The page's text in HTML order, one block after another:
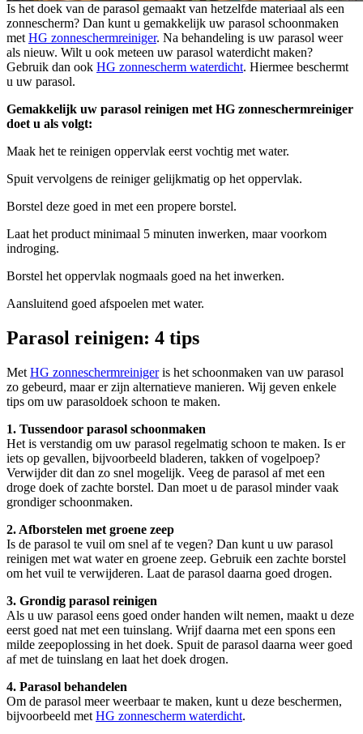
Is het doek van de parasol gemaakt van hetzelfde materiaal als een
zonnescherm? Dan kunt u gemakkelijk uw parasol schoonmaken
met HG zonneschermreiniger. Na behandeling is uw parasol weer
als nieuw. Wilt u ook meteen uw parasol waterdicht maken?
Gebruik dan ook HG zonnescherm waterdicht. Hiermee beschermt
u uw parasol.
Gemakkelijk uw parasol reinigen met HG zonneschermreiniger
doet u als volgt:
Maak het te reinigen oppervlak eerst vochtig met water.
Spuit vervolgens de reiniger gelijkmatig op het oppervlak.
Borstel deze goed in met een propere borstel.
Laat het product minimaal 5 minuten inwerken, maar voorkom
indroging.
Borstel het oppervlak nogmaals goed na het inwerken.
Aansluitend goed afspoelen met water.
Parasol reinigen: 4 tips
Met HG zonneschermreinigeris het schoonmaken van uw parasol
zo gebeurd, maar er zijn alternatieve manieren. Wij geven enkele
tips om uw parasoldoek schoon te maken.
1. Tussendoor parasol schoonmaken
Het is verstandig om uw parasol regelmatig schoon te maken. Is er
iets op gevallen, bijvoorbeeld bladeren, takken of vogelpoep?
Verwijder dit dan zo snel mogelijk. Veeg de parasol af met een
droge doek of zachte borstel. Dan moet u de parasol minder vaak
grondiger schoonmaken.
2. Afborstelen met groene zeep
Is de parasol te vuil om snel af te vegen? Dan kunt u uw parasol
reinigen met wat water en groene zeep. Gebruik een zachte borstel
om het vuil te verwijderen. Laat de parasol daarna goed drogen.
3. Grondig parasol reinigen
Als u uw parasol eens goed onder handen wilt nemen, maakt u deze
eerst goed nat met een tuinslang. Wrijf daarna met een spons een
milde zeepoplossing in het doek. Spuit de parasol daarna weer goed
af met de tuinslang en laat het doek drogen.
4. Parasol behandelen
Om de parasol meer weerbaar te maken, kunt u deze beschermen,
bijvoorbeeld met HG zonnescherm waterdicht.